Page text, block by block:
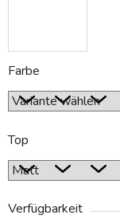
Farbe
Top
Verfügbarkeit